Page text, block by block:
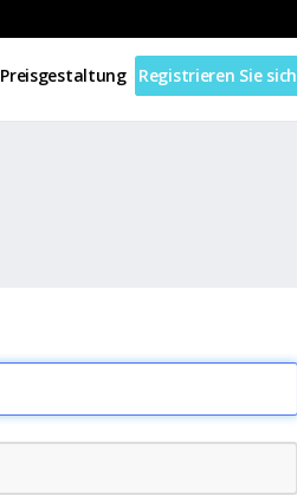
Preisgestaltung Registrieren Sie sich